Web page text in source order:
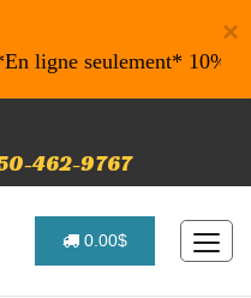
×
ligne seulement* 10% de
462-9767
0.00$